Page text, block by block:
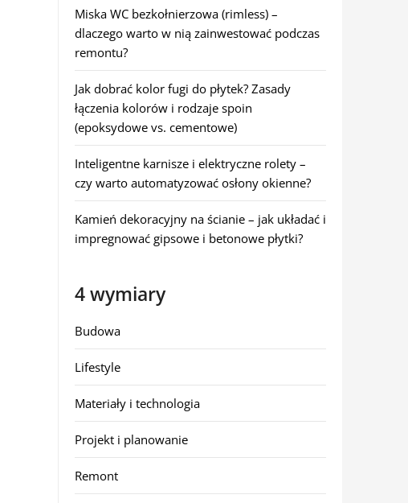
Miska WC bezkołnierzowa (rimless) –
dlaczego warto w nią zainwestować podczas
remontu?
Jak dobrać kolor fugi do płytek? Zasady
łączenia kolorów i rodzaje spoin
(epoksydowe vs. cementowe)
Inteligentne karnisze i elektryczne rolety –
czy warto automatyzować osłony okienne?
Kamień dekoracyjny na ścianie – jak układać i
impregnować gipsowe i betonowe płytki?
4 wymiary
Budowa
Lifestyle
Materiały i technologia
Projekt i planowanie
Remont